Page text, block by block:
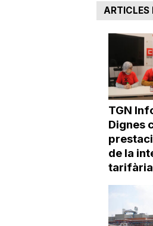
ARTICLES
TGN
Dignes
de la